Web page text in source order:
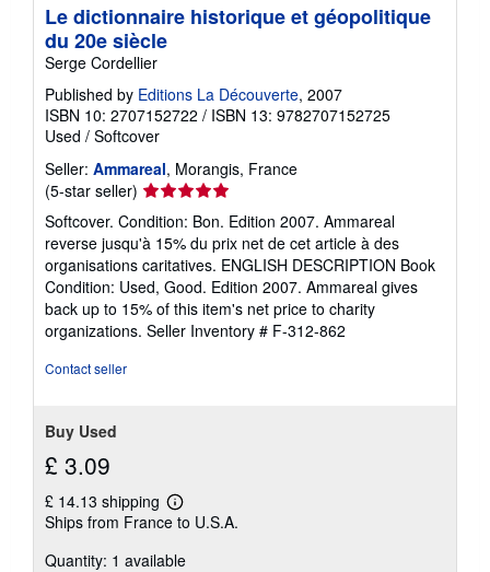
Le dictionnaire historique et géopolitique
du 20e siècle
Serge Cordellier
Published by Editions La Découverte, 2007
ISBN 10: 2707152722 / ISBN 13: 9782707152725
Used / Softcover
Seller: Ammareal, Morangis, France
(5-star seller) Seller
rating
5
out
of
5
stars
Softcover. Condition: Bon. Edition 2007. Ammareal
reverse jusqu'à 15% du prix net de cet article à des
organisations caritatives. ENGLISH DESCRIPTION Book
Condition: Used, Good. Edition 2007. Ammareal gives
back up to 15% of this item's net price to charity
organizations. Seller Inventory # F-312-862
Contact seller
Buy Used
£ 3.09
£ 14.13 shipping
Learn
more
shipping
Ships from France to U.S.A.
Quantity: 1 available